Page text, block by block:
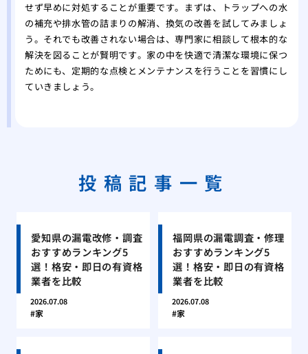
せず早めに対処することが重要です。まずは、トラップへの水
の補充や排水管の詰まりの解消、換気の改善を試してみましょ
う。それでも改善されない場合は、専門家に相談して根本的な
解決を図ることが賢明です。家の中を快適で清潔な環境に保つ
ためにも、定期的な点検とメンテナンスを行うことを習慣にし
ていきましょう。
投稿記事一覧
愛知県の漏電改修・調査
おすすめランキング5
選！格安・即日の有資格
業者を比較
2026.07.08
家
福岡県の漏電調査・修理
おすすめランキング5
選！格安・即日の有資格
業者を比較
2026.07.08
家